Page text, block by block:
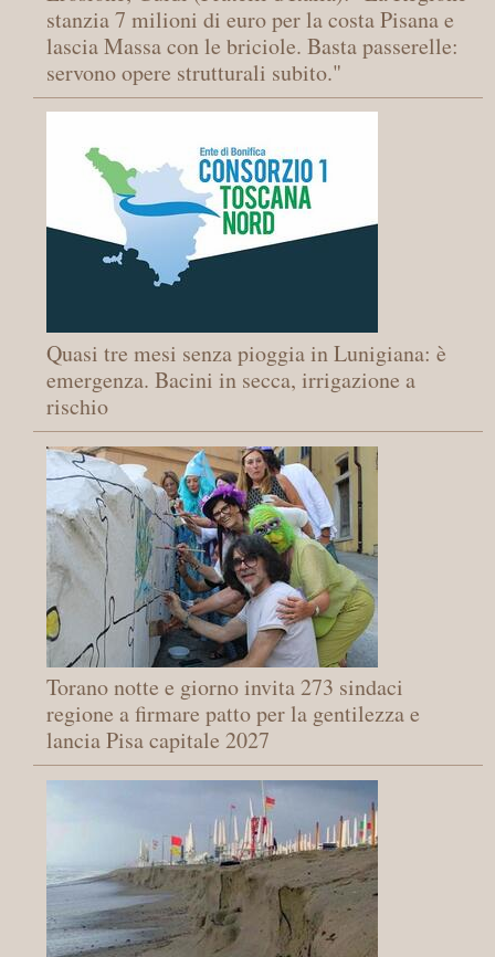
stanzia 7 milioni di euro per la costa Pisana e
lascia Massa con le briciole. Basta passerelle:
servono opere strutturali subito."
Quasi tre mesi senza pioggia in Lunigiana: è
emergenza. Bacini in secca, irrigazione a
rischio
Torano notte e giorno invita 273 sindaci
regione a firmare patto per la gentilezza e
lancia Pisa capitale 2027